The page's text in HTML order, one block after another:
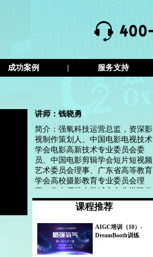
成功案例 | 服务支持
讲师：钱晓勇
简介：强氧科技运营总监，资深影
视制作策划人、中国电影电视技术
学会电影高新技术专业委员会委
员、中国电影剪辑学会短片短视频
艺术委员会理事、广东省高等教育
学会高校摄影教育专业委员会理
事、华南师范大学城市文化学院兼
职研究员、广东外语外贸大学第七
届中国国际“互联网+”大学生创新创
业大赛校内选拔赛决赛优秀创新创
业导师、浙江传媒大学系列讲堂讲
师、广州城市职业学院艺术设计学
院（电影技术学院）电影技术装备
课程推荐
AIGC培训（10）-
DreamBooth训练